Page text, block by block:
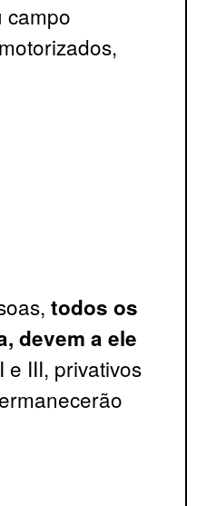
campo
todos os
devem a ele
e III, privativos